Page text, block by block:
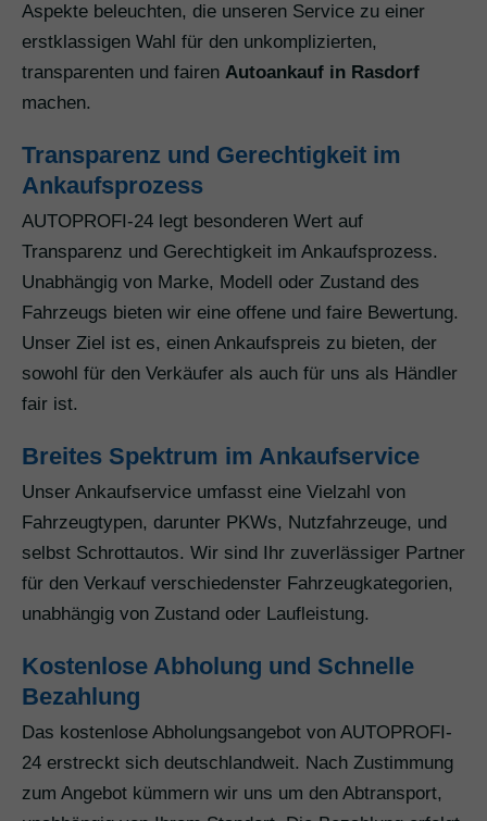
Aspekte beleuchten, die unseren Service zu einer
erstklassigen Wahl für den unkomplizierten,
transparenten und fairen Autoankauf in Rasdorf
machen.
Transparenz und Gerechtigkeit im
Ankaufsprozess
AUTOPROFI-24 legt besonderen Wert auf
Transparenz und Gerechtigkeit im Ankaufsprozess.
Unabhängig von Marke, Modell oder Zustand des
Fahrzeugs bieten wir eine offene und faire Bewertung.
Unser Ziel ist es, einen Ankaufspreis zu bieten, der
sowohl für den Verkäufer als auch für uns als Händler
fair ist.
Breites Spektrum im Ankaufservice
Unser Ankaufservice umfasst eine Vielzahl von
Fahrzeugtypen, darunter PKWs, Nutzfahrzeuge, und
selbst Schrottautos. Wir sind Ihr zuverlässiger Partner
für den Verkauf verschiedenster Fahrzeugkategorien,
unabhängig von Zustand oder Laufleistung.
Kostenlose Abholung und Schnelle
Bezahlung
Das kostenlose Abholungsangebot von AUTOPROFI-
24 erstreckt sich deutschlandweit. Nach Zustimmung
zum Angebot kümmern wir uns um den Abtransport,